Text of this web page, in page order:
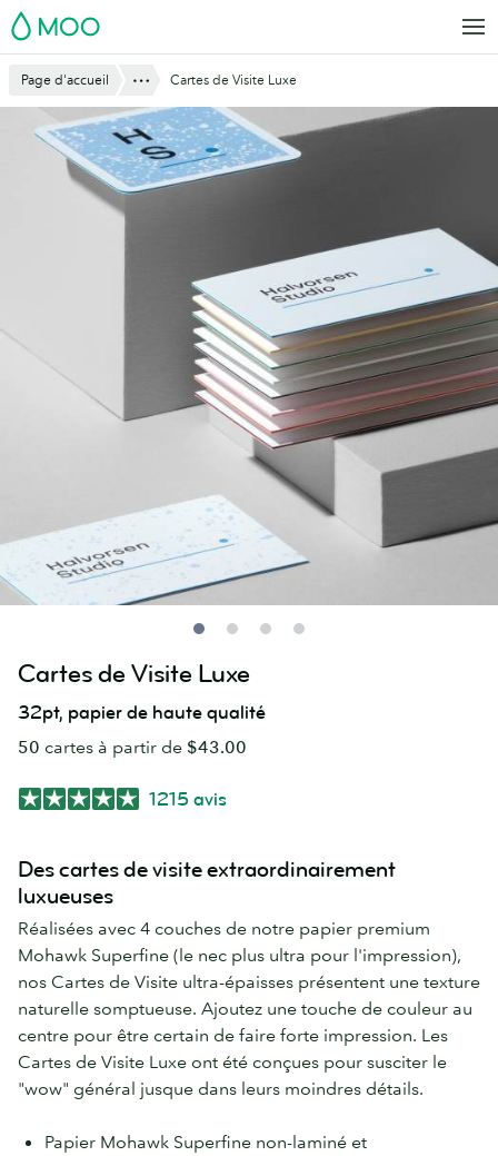
Aller
au
principal
MOO
Page d'accueil Montre tout
Cartes de Visite Luxe
Cartes de Visite Luxe
32pt, papier de haute qualité
50 cartes à partir de $43.00
1215 avis
Des cartes de visite extraordinairement
luxueuses
Réalisées avec 4 couches de notre papier premium
Mohawk Superfine (le nec plus ultra pour l'impression),
nos Cartes de Visite ultra-épaisses présentent une texture
naturelle somptueuse. Ajoutez une touche de couleur au
centre pour être certain de faire forte impression. Les
Cartes de Visite Luxe ont été conçues pour susciter le
"wow" général jusque dans leurs moindres détails.
Papier Mohawk Superfine non-laminé et